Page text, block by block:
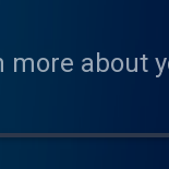
more about